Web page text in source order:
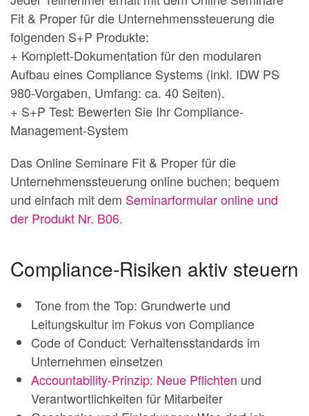
Fit & Proper für die Unternehmenssteuerung die
folgenden S+P Produkte:
+ Komplett-Dokumentation für den modularen
Aufbau eines Compliance Systems (inkl. IDW PS
980-Vorgaben, Umfang: ca. 40 Seiten).
+ S+P Test: Bewerten Sie Ihr Compliance-
Management-System
Das Online Seminare Fit & Proper für die
Unternehmenssteuerung online buchen; bequem
und einfach mit dem Seminarformular online und
der Produkt Nr. B06.
Compliance-Risiken aktiv steuern
Tone from the Top: Grundwerte und
Leitungskultur im Fokus von Compliance
Code of Conduct: Verhaltensstandards im
Unternehmen einsetzen
Accountability-Prinzip: Neue Pflichten und
Verantwortlichkeiten für Mitarbeiter